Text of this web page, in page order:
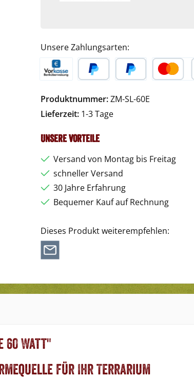
Unsere Zahlungsarten:
Produktnummer:ZM-SL-60E
Lieferzeit: 1-3 Tage
Unsere Vorteile
Versand von Montag bis Freitag
schneller Versand
30 Jahre Erfahrung
Bequemer Kauf auf Rechnung
Dieses Produkt weiterempfehlen:
60 Watt"
für Ihr Terrarium